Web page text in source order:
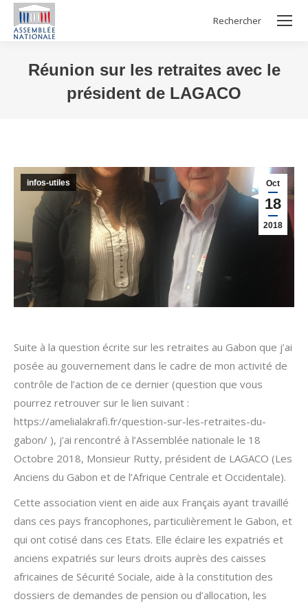
Search:
Rechercher
Réunion sur les retraites avec le
président de LAGACO
Oct
18
2018
infos-utiles
Suite à la question écrite sur les retraites au Gabon que j’ai
posée au gouvernement dans le cadre de mon activité de
contrôle de l’action de ce dernier (question que vous
pourrez retrouver sur le lien suivant :
https://amelialakrafi.fr/question-sur-les-retraites-du-
gabon/ ), j’ai rencontré à l’Assemblée nationale le 18
Octobre 2018, Monsieur Rutty, président de LAGACO (Les
Anciens du Gabon et de l’Afrique Centrale et Occidentale).
Cette association vient en aide aux Français ayant travaillé
dans ces pays francophones, particulièrement le Gabon, et
qui ont cotisé dans ces Etats. Elle éclaire les expatriés et
anciens expatriés sur leurs droits auprès des caisses
africaines de Sécurité Sociale, aide à la constitution des
dossiers de demandes de pension ou d’allocation, les